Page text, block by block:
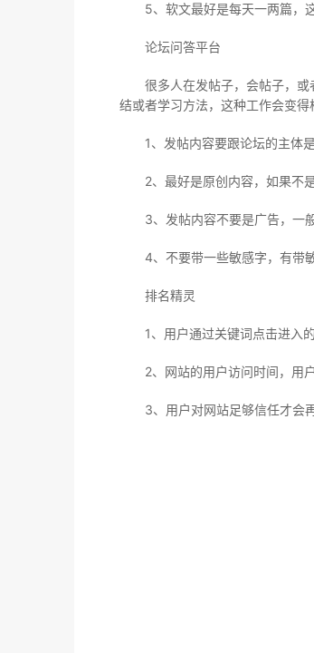
5、软文最好是每天一两篇，这
论坛问答平台
很多人在发帖子，会帖子，或
结或者学习方法，这种工作会变得
1、发帖内容要跟论坛的主体是
2、最好是原创内容，如果不是
3、发帖内容不要是广告，一般
4、不要带一些敏感字，有带敏
排名精灵
1、用户通过关键词点击进入的
2、网站的用户访问时间，用户
3、用户对网站足够信任才会再